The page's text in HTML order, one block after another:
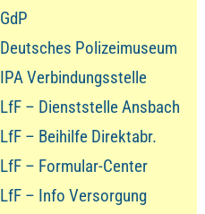
GdP
Deutsches Polizeimuseum
IPA Verbindungsstelle
LfF – Dienststelle Ansbach
LfF – Beihilfe Direktabr.
LfF – Formular-Center
LfF – Info Versorgung